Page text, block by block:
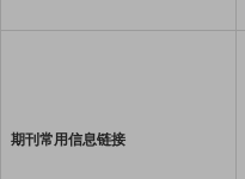
期刊常用信息链接